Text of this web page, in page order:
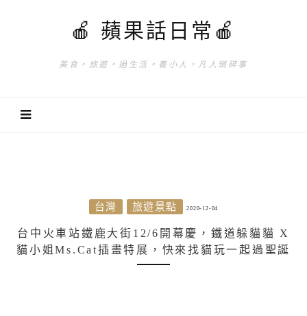
🍎 蘋果話日常🍎
美食。旅遊。過生活。養小人。凡人瑣碎事
台灣 旅遊景點 2020-12-04
台中火車站鐵鹿大街12/6開幕慶，鐵道躲貓貓 X
貓小姐Ms.Cat插畫特展，快來找貓玩一起過聖誕